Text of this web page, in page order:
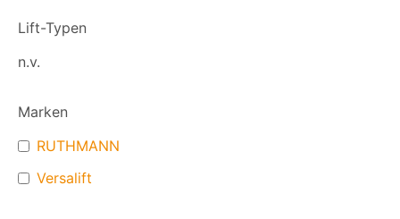
Lift-Typen
n.v.
Marken
RUTHMANN
Versalift